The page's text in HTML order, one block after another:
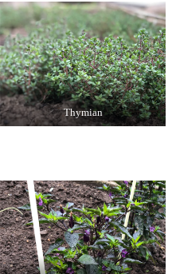
Thymian